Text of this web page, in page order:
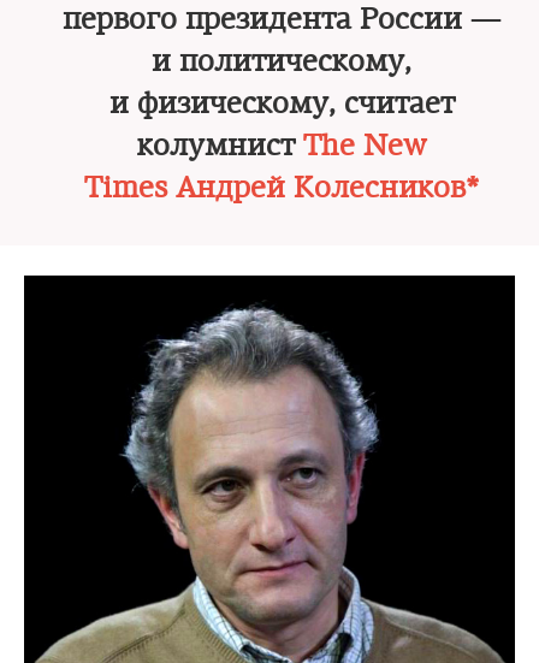
первого президента России —
и политическому,
и физическому, считает
колумнист The New
Times Андрей Колесников*